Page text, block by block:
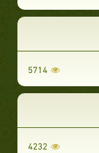
5714
4232